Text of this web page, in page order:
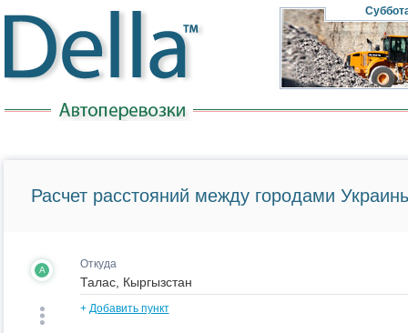
Расчет расстояний между городами
A Откуда
+ Добавить пункт